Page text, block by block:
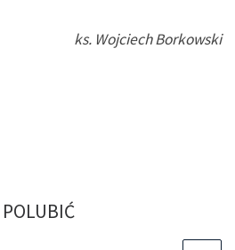
ks. Wojciech Borkowski